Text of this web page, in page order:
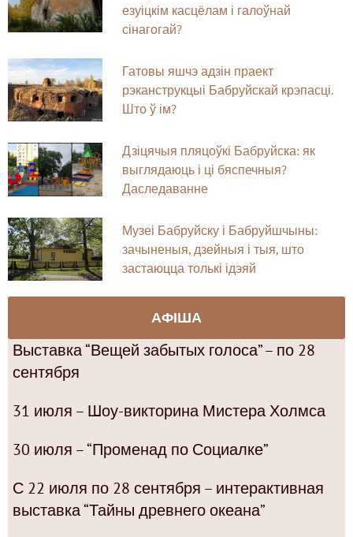
езуіцкім касцёлам і галоўнай
сінагогай?
Гатовы яшчэ адзін праект
рэканструкцыі Бабруйскай крэпасці.
Што ў ім?
Дзіцячыя пляцоўкі Бабруйска: як
выглядаюць і ці бяспечныя?
Даследаванне
Музеі Бабруйску і Бабруйшчыны:
зачыненыя, дзейныя і тыя, што
застаюцца толькі ідэяй
АФІША
Выставка “Вещей забытых голоса” – по 28
сентября
31 июля – Шоу-викторина Мистера Холмса
30 июля – “Променад по Социалке”
С 22 июля по 28 сентября – интерактивная
выставка “Тайны древнего океана”